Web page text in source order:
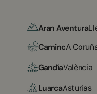
Aran Aventura
CaminoA
GandíaValència
LuarcaAsturias